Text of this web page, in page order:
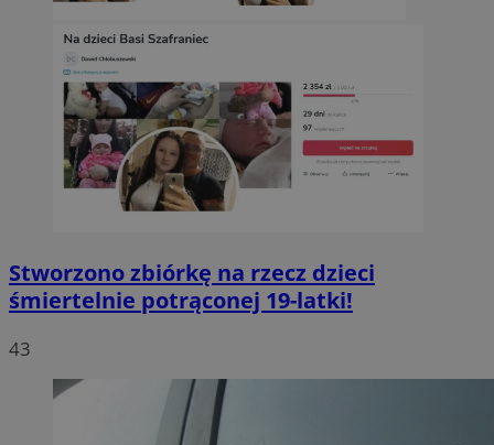
Stworzono zbiórkę na rzecz dzieci
śmiertelnie potrąconej 19-latki!
43